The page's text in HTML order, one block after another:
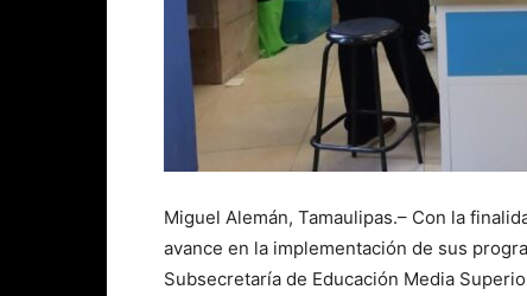
Miguel Alemán, Tamaulipas.– Con la
avance en la implementación de sus
Subsecretaría de Educación Media